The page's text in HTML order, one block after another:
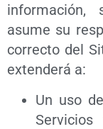
asume su
correcto del
extenderá a:
Un uso